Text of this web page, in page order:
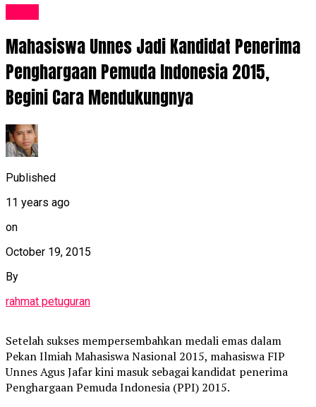
Mahasiswa Unnes Jadi Kandidat Penerima
Penghargaan Pemuda Indonesia 2015,
Begini Cara Mendukungnya
Published
11 years ago
on
October 19, 2015
By
rahmat petuguran
Setelah sukses mempersembahkan medali emas dalam
Pekan Ilmiah Mahasiswa Nasional 2015, mahasiswa FIP
Unnes Agus Jafar kini masuk sebagai kandidat penerima
Penghargaan Pemuda Indonesia (PPI) 2015.